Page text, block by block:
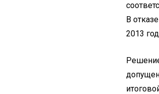
В
2013